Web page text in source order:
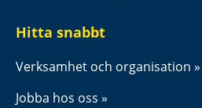
Hitta snabbt
Verksamhet och organisation
Jobba hos oss